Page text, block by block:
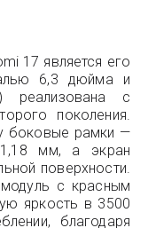
17 является его
6,3 дюйма и
реализована с
поколения.
боковые рамки —
1,18 мм, а экран
поверхности.
с красным
яркость в 3500
благодаря